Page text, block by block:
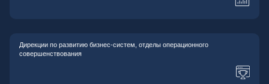
Дирекции по развитию бизнес-систем, отделы операционного
совершенствования